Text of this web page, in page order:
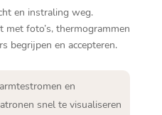
en instraling weg.​
met foto’s, thermogrammen
begrijpen en accepteren.​
en
snel te visualiseren